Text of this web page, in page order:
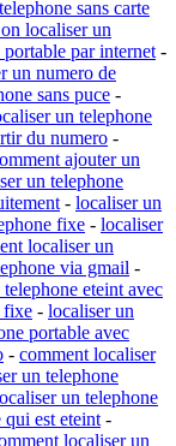
sans carte
localiser un
par internet -
un numero de
sans puce -
un telephone
du numero -
ajouter un
un telephone
- localiser un
fixe - localiser
localiser un
via gmail -
eteint avec
fixe - localiser un
portable avec
- comment localiser
un telephone
un telephone
est eteint -
localiser un